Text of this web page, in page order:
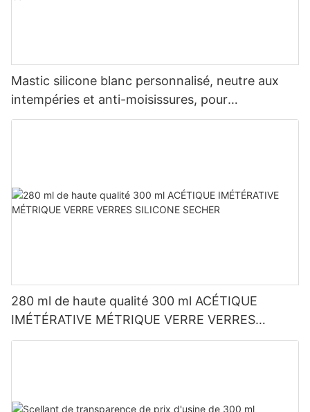
Mastic silicone blanc personnalisé, neutre aux
intempéries et anti-moisissures, pour
applications de cuisine et de salle de bain
280 ml de haute qualité 300 ml ACÉTIQUE
IMÉTÉRATIVE MÉTRIQUE VERRE VERRES
SILICONE SECHER